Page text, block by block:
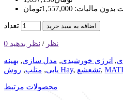
مالیات: 1,557,000تومان
تعداد اضافه به سبد خرید
0 نظر / نظر بدهید
, انرژی خورشیدی, مدل سازی, بهینه
یابی, متلب, روش Hay, تشعشع,
محصولات مرتبط